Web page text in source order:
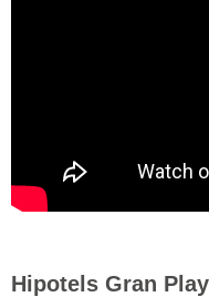
Hipotels Gran